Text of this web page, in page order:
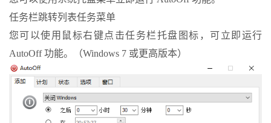
任务栏跳转列表任务菜单
您可以使用鼠标右键点击任务栏托盘图标，可立即运行
AutoOff 功能。（Windows 7 或更高版本）